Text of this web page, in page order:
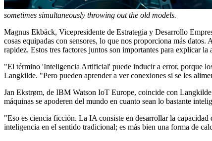
sometimes simultaneously throwing out the old models.
Magnus Ekbäck, Vicepresidente de Estrategia y Desarrollo
cosas equipadas con sensores, lo que nos proporciona más
rapidez. Estos tres factores juntos son importantes para explicar
"El término 'Inteligencia Artificial' puede inducir a error, porque
Langkilde. "Pero pueden aprender a ver conexiones si se les
Jan Ekstrøm, de IBM Watson IoT Europe, coincide con
máquinas se apoderen del mundo en cuanto sean lo bastante
"Eso es ciencia ficción. La IA consiste en desarrollar la
inteligencia en el sentido tradicional; es más bien una forma de